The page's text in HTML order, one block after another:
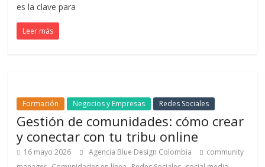
en
Colombia
Revistas
de
es la clave para
Leer más
Formación Negocios y Empresas Redes Sociales
Gestión de comunidades: cómo crear
y conectar con tu tribu online
16 mayo 2026 Agencia Blue Design Colombia
community